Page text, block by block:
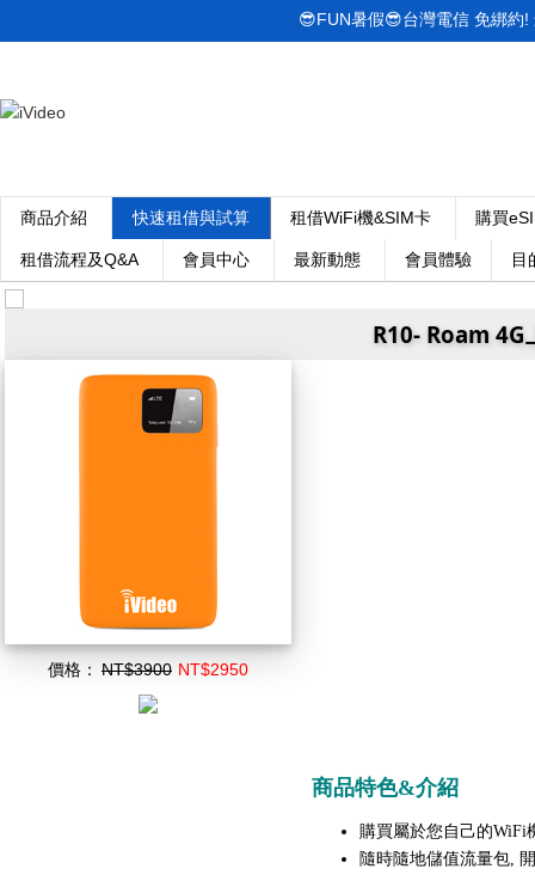
商品介紹 快速租借與試算 租借WiFi機&SIM卡 購買
租借流程及Q&A 會員中心 最新動態 會員體驗 目
😎FUN暑假😎台灣電信 免綁約
R10- Roam
價格： NT$3900 NT$2950
商品特色&介紹
購買屬於您自己的WiFi
隨時隨地儲值流量包,